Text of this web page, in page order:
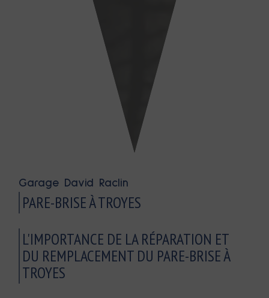
Garage David Raclin
PARE-BRISE À TROYES
L'IMPORTANCE DE LA RÉPARATION ET
DU REMPLACEMENT DU PARE-BRISE À
TROYES